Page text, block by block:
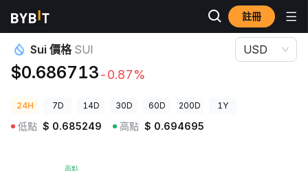
註冊
加密貨幣價格
Sui 價格 SUI
$0.686713-0.87%
USD
24H 7D 14D 30D 60D 200D 1Y
低點 $ 0.685249 高點 $ 0.694695